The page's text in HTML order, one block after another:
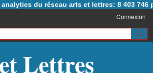
du réseau arts et lettres: 8 403 746
Connexion
Lettres